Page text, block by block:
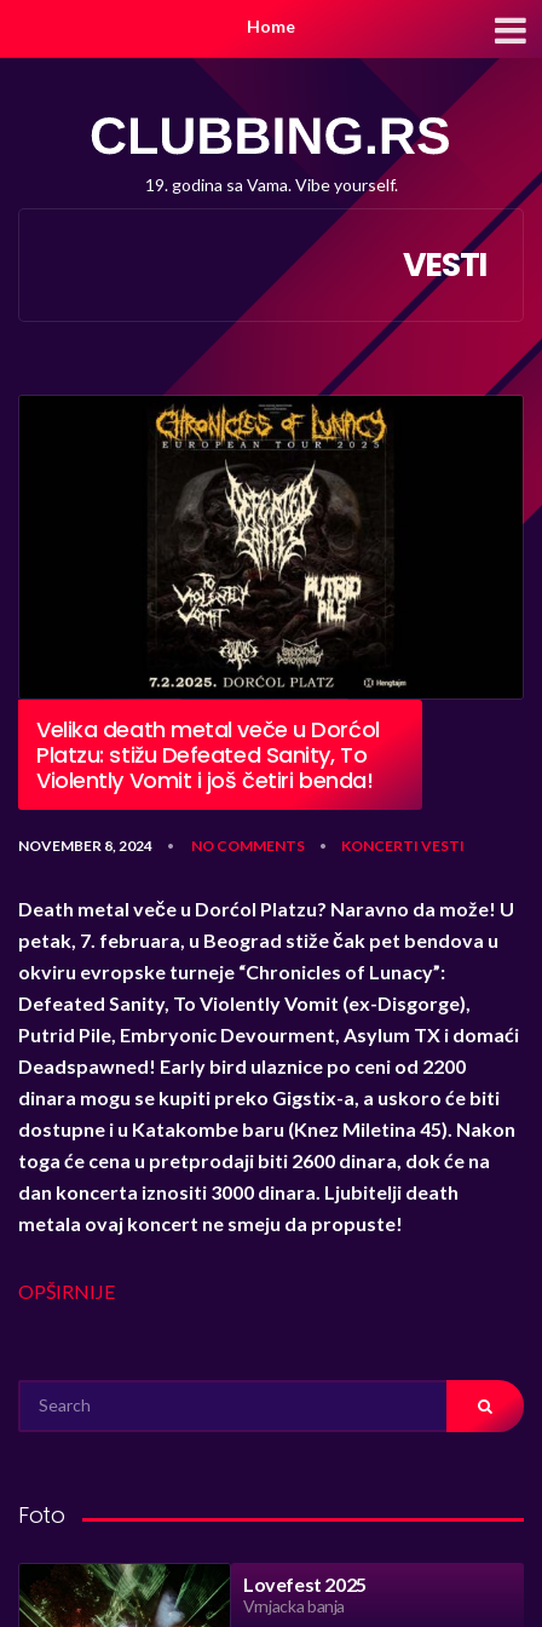
Home
19. godina sa Vama. Vibe yourself.
VESTI
Velika death metal veče u Dorćol
Platzu: stižu Defeated Sanity, To
Violently Vomit i još četiri benda!
NOVEMBER 8, 2024 • NO COMMENTS • KONCERTI VESTI
Death metal veče u Dorćol Platzu? Naravno da može! U
petak, 7. februara, u Beograd stižečak pet bendova u
okviru evropske turneje “Chronicles of Lunacy”:
Defeated Sanity, To Violently Vomit (ex-Disgorge),
Putrid Pile, Embryonic Devourment, Asylum TX i domaći
Deadspawned! Early bird ulaznice po ceni od 2200
dinara mogu se kupiti preko Gigstix-a, a uskoro će biti
dostupne i u Katakombe baru (Knez Miletina 45). Nakon
toga će cena u pretprodaji biti 2600 dinara, dokće na
dan koncerta iznositi 3000 dinara. Ljubitelji death
metala ovaj koncert ne smeju da propuste!
OPŠIRNIJE
FOR:
Foto
Lovefest 2025
Vrnjacka banja